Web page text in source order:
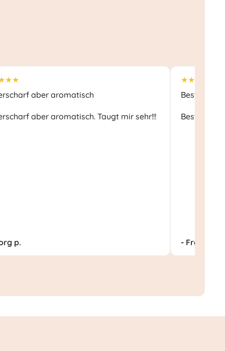
aber aromatisch
aber aromatisch. Taugt mir sehr!!!
p.
★★★★★
Beste
Beste
- Frank M.